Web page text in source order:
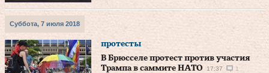
Суббота, 7 июля 2018
протесты
В Брюсселе протест против участия
Трампа в саммите НАТО
17:37
1